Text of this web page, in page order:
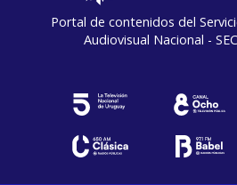
Portal de contenidos del
Audiovisual Nacional -